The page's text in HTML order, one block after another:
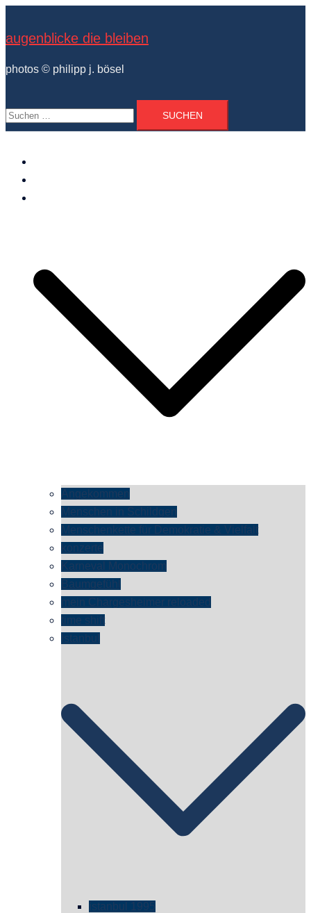
springen
augenblicke die bleiben
photos © philipp j. bösel
Suchen
nach:
Angekommen
Menschen in Schildgen
Menschenkette für Demokratie & Vielfalt
konzerte
Karneval Monochrom
Baumgefühl
mein Chargesheimer reloaded
time shift
Istanbul
istanbul 1995